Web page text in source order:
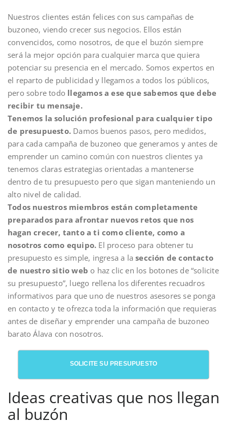
Nuestros clientes están felices con sus campañas de
buzoneo, viendo crecer sus negocios. Ellos están
convencidos, como nosotros, de que el buzón siempre
será la mejor opción para cualquier marca que quiera
potenciar su presencia en el mercado. Somos expertos en
el reparto de publicidad y llegamos a todos los públicos,
pero sobre todo llegamos a ese que sabemos que debe
recibir tu mensaje.
Tenemos la solución profesional para cualquier tipo
de presupuesto. Damos buenos pasos, pero medidos,
para cada campaña de buzoneo que generamos y antes de
emprender un camino común con nuestros clientes ya
tenemos claras estrategias orientadas a mantenerse
dentro de tu presupuesto pero que sigan manteniendo un
alto nivel de calidad.
Todos nuestros miembros están completamente
preparados para afrontar nuevos retos que nos
hagan crecer, tanto a ti como cliente, como a
nosotros como equipo. El proceso para obtener tu
presupuesto es simple, ingresa a lasección de contacto
de nuestro sitio web o haz clic en los botones de “solicite
su presupuesto”, luego rellena los diferentes recuadros
informativos para que uno de nuestros asesores se ponga
en contacto y te ofrezca toda la información que requieras
antes de diseñar y emprender una campaña de buzoneo
barato Álava con nosotros.
SOLICITE SU PRESUPUESTO
Ideas creativas que nos llegan
al buzón